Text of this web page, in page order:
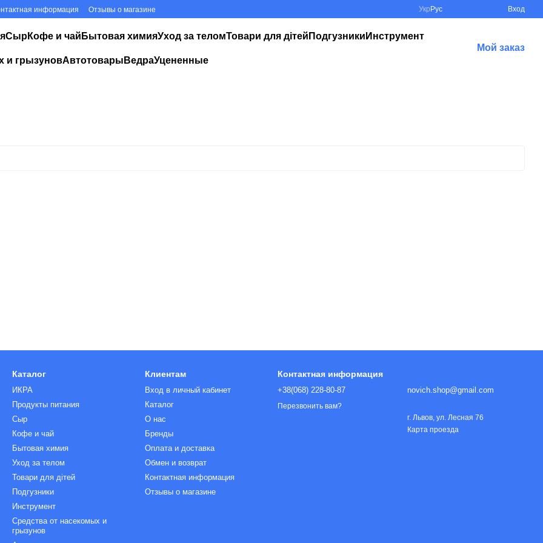
информация Отзывы о магазине Укр Рус Вход
СырКофе и чай Бытовая химияУход за теломТовари для дітей Подгузники Инструмент
и грызуновАвтотовары ВедраУцененные
Мой заказ
Каталог
ИКРА
Продукты питания
Сыр
Кофе и чай
Бытовая химия
Уход за телом
Товари для дітей
Подгузники
Инструмент
Средства от насекомых и
грызунов
Клиентам
Вход в личный кабинет
Каталог
О нас
Бренды
Оплата и доставка
Обмен и возврат
Контактная информация
Отзывы о магазине
Контактная информация
+38(068) 228-80-87
Перезвонить вам?
novich.shop@gmail.com
г. Львов, ул. Лесная 76
Карта проезда